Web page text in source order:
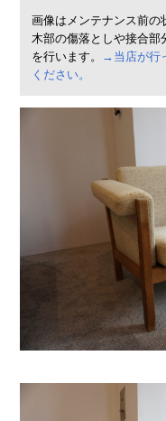
画像はメンテナンス前の
木部の傷落としや接合部
を行います。
→当店が行
ください。